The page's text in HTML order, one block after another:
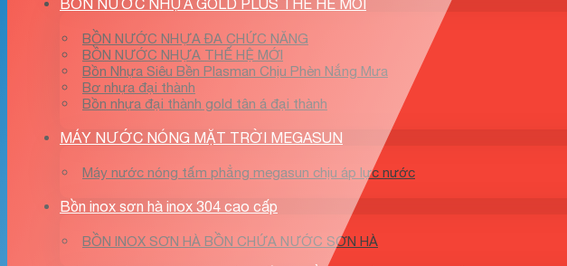
BỒN NƯỚC NHỰA GOLD PLUS THE HE MOI
BỒN NƯỚC NHỰA ĐA CHỨC NĂNG
BỒN NƯỚC NHỰA THẾ HỆ MỚI
Bồn Nhựa Siêu Bền Plasman Chịu Phèn Nắng Mưa
Bơ nhựa đại thành
Bồn nhựa đại thành gold tân á đại thành
MÁY NƯỚC NÓNG MẶT TRỜI MEGASUN
Máy nước nóng tấm phẳng megasun chịu áp lực nước
Bồn inox sơn hà inox 304 cao cấp
BỒN INOX SƠN HÀ BỒN CHỨA NƯỚC SƠN HÀ